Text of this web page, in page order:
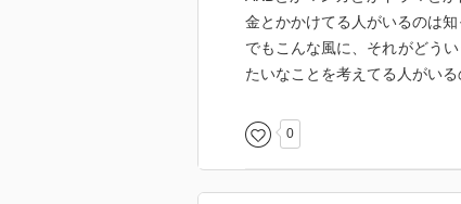
金とかかけてる人がいるのは知
でもこんな風に、それがどう
たいなことを考えてる人がいる
0